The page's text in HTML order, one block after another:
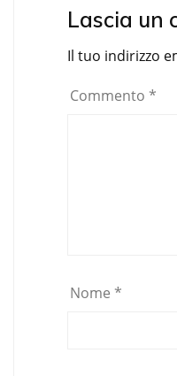
Lascia un
Il tuo indirizzo
Commento *
Nome *